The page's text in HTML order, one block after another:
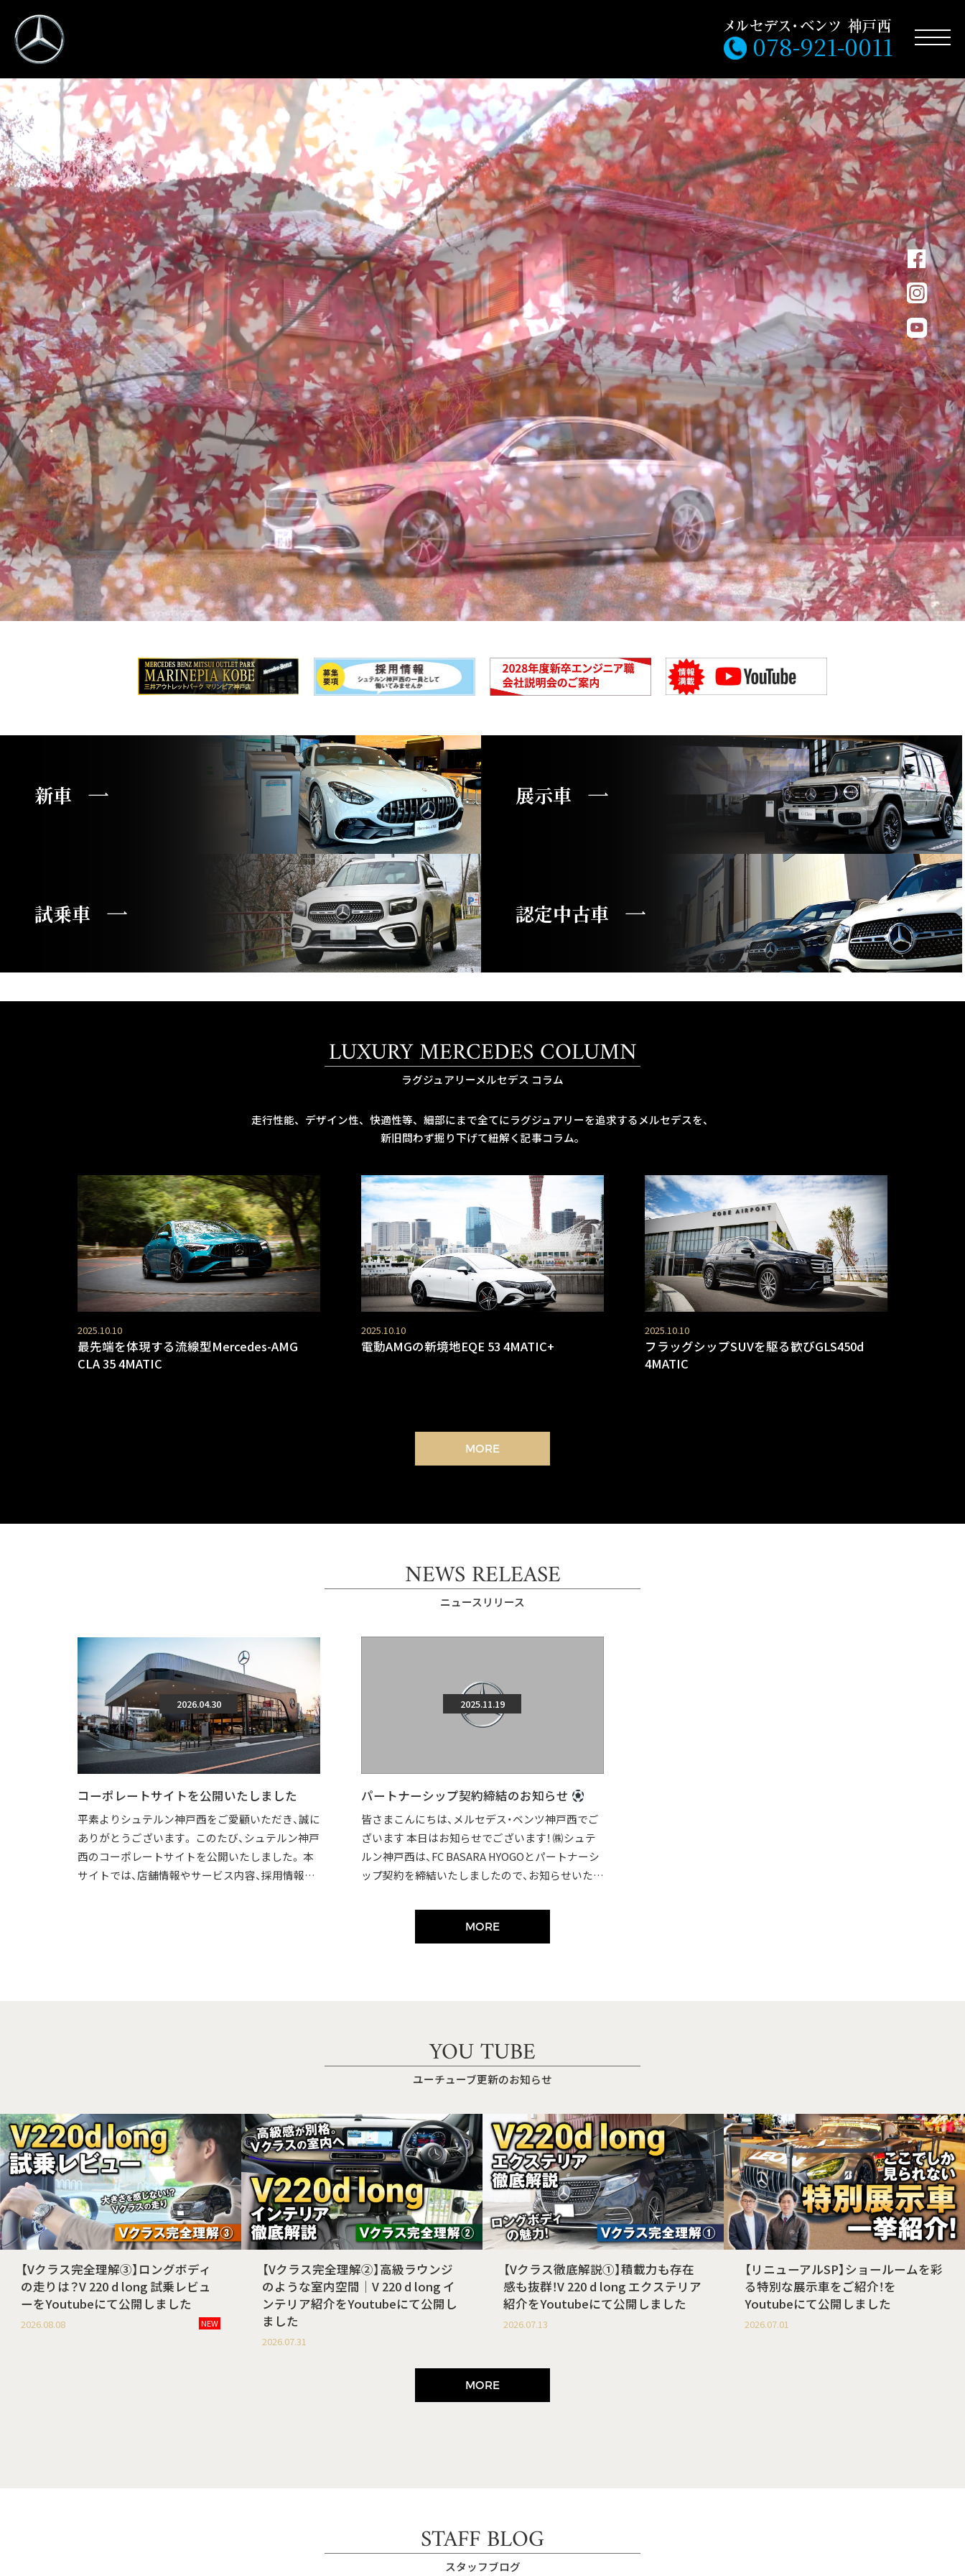
078-921-0011
新車 展示車
試乗車 認定中古車
LUXURY MERCEDES COLUMN
ラグジュアリーメルセデス コラム
走行性能、デザイン性、快適性等、細部にまで全てにラグジュアリーを追求するメルセデスを、
新旧問わず掘り下げて紐解く記事コラム。
2025.10.10
最先端を体現する流線型Mercedes-AMG
CLA 35 4MATIC
2025.10.10
電動AMGの新境地EQE 53 4MATIC+
2025.10.10
フラッグシップSUVを駆る歓びGLS450d
4MATIC
MORE
NEWS RELEASE
ニュースリリース
2026.04.30
コーポレートサイトを公開いたしました
平素よりシュテルン神戸西をご愛顧いただき、誠に
ありがとうございます。 このたび、シュテルン神戸
西のコーポレートサイトを公開いたしました。 本
サイトでは、店舗情報やサービス内容、採用情報な
2025.11.19
パートナーシップ契約締結のお知らせ
皆さまこんにちは、メルセデス・ベンツ神戸西でご
ざいます 本日はお知らせでございます！ ㈱シュテ
ルン神戸西は、FC BASARA HYOGOとパートナーシ
ップ契約を締結いたしましたので、お知らせいたし
MORE
YOU TUBE
ユーチューブ更新のお知らせ
【Vクラス完全理解③】ロングボディ
の走りは？V 220 d long 試乗レビュ
ーをYoutubeにて公開しました
2026.08.08 NEW
【Vクラス完全理解②】高級ラウンジ
のような室内空間｜V 220 d long イ
ンテリア紹介をYoutubeにて公開し
ました
2026.07.31
【Vクラス徹底解説①】積載力も存在
感も抜群！V 220 d long エクステリア
紹介をYoutubeにて公開しました
2026.07.13
【リニューアルSP】ショールームを彩
る特別な展示車をご紹介！を
Youtubeにて公開しました
2026.07.01
MORE
STAFF BLOG
スタッフブログ